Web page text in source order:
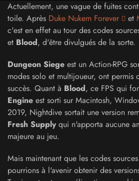
Actuellement, une vague de fuites
toile. Après Duke Nukem Forever et
c'est en effet au tour des codes
et Blood, d'être divulgués de la sorte.
Dungeon Siege est un Action-RPG
modes solo et multijoueur, ont permis
succès. Quant à Blood, ce FPS qui
Engine est sorti sur Macintosh,
2019, Nightdive sortait une version
Fresh Supplyqui n'apporta aucune
majeure au jeu.
Mais maintenant que les codes
pourrions à l'avenir obtenir des